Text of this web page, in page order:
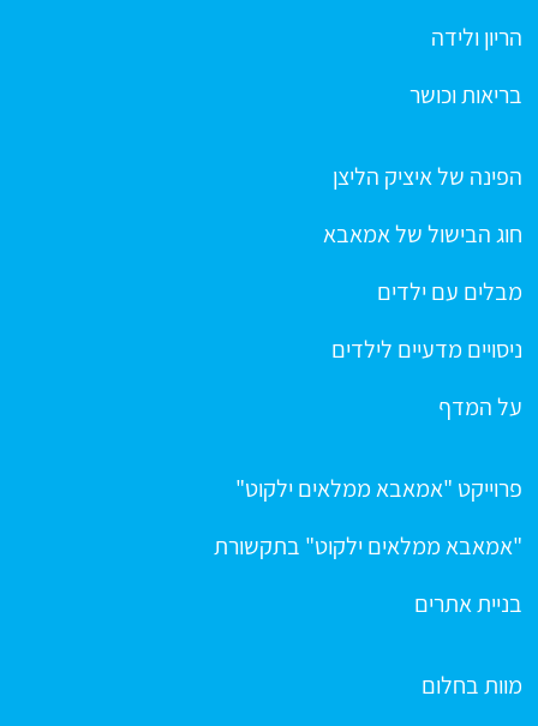
הריון ולידה
בריאות וכושר
הפינה של איציק הליצן
חוג הבישול של אמאבא
מבלים עם ילדים
ניסויים מדעיים לילדים
על המדף
פרוייקט "אמאבא ממלאים ילקוט"
"אמאבא ממלאים ילקוט" בתקשורת
בניית אתרים
מוות בחלום